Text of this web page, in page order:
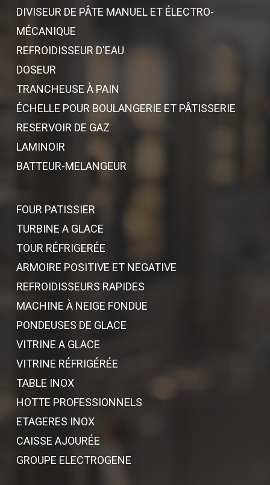
DIVISEUR DE PÂTE MANUEL ET ÉLECTRO-
MÉCANIQUE
REFROIDISSEUR D'EAU
DOSEUR
TRANCHEUSE À PAIN
ÉCHELLE POUR BOULANGERIE ET PÂTISSERIE
RESERVOIR DE GAZ
LAMINOIR
BATTEUR-MELANGEUR
FOUR PATISSIER
TURBINE A GLACE
TOUR RÉFRIGERÉE
ARMOIRE POSITIVE ET NEGATIVE
REFROIDISSEURS RAPIDES
MACHINE À NEIGE FONDUE
PONDEUSES DE GLACE
VITRINE A GLACE
VITRINE RÉFRIGÉRÉE
TABLE INOX
HOTTE PROFESSIONNELS
ETAGERES INOX
CAISSE AJOURÉE
GROUPE ELECTROGENE